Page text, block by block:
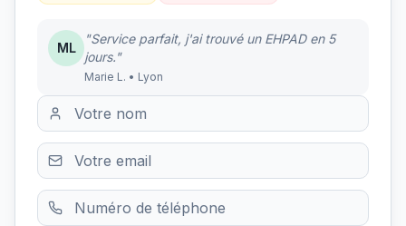
ML
"Service parfait, j'ai trouvé un EHPAD en 5
jours."
Marie L. • Lyon